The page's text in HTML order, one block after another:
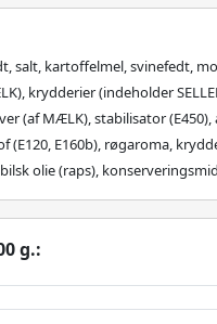
salt, kartoffelmel, svinefedt,
krydderier (indeholder
(af MÆLK), stabilisator (E450),
(E120, E160b), røgaroma,
olie (raps),
g.: